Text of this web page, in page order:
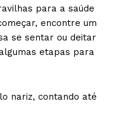
para a saúde
encontre um
se sentar ou deitar
etapas para
nariz, contando até